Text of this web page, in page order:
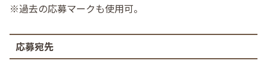
※過去の応募マークも使用可。
応募宛先